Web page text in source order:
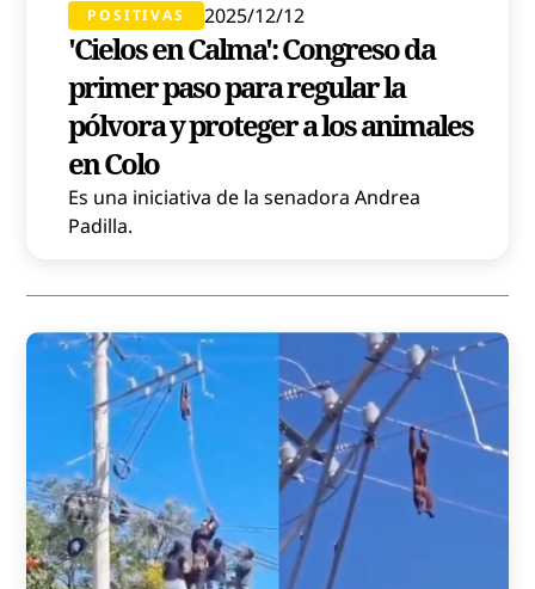
POSITIVAS 2025/12/12
'Cielos en Calma': Congreso da
primer paso para regular la
pólvora y proteger a los animales
en Colo
Es una iniciativa de la senadora Andrea
Padilla.